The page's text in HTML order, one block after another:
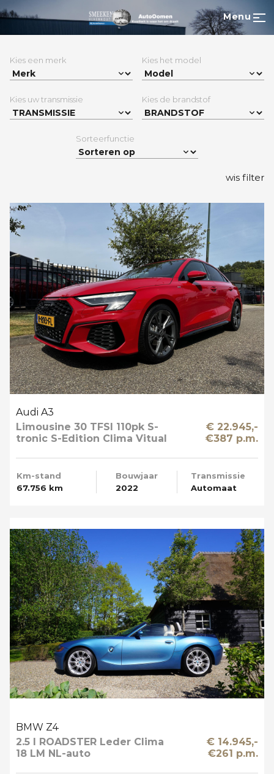
Menu
Kies een merk Kies het model
Kies uw transmissie Kies de brandstof
Sorteerfunctie
wis filter
Audi A3
Limousine 30 TFSI 110pk S-
tronic S-Edition Clima Vitual
€ 22.945,-
€387 p.m.
Km-stand
67.756 km
Bouwjaar
2022
Transmissie
Automaat
BMW Z4
2.5 I ROADSTER Leder Clima
18 LM NL-auto
€ 14.945,-
€261 p.m.